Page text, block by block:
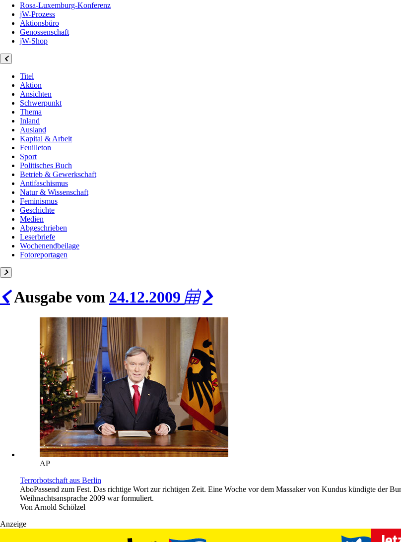
Rosa-Luxemburg-Konferenz
jW-Prozess
Aktionsbüro
Genossenschaft
jW-Shop
Titel
Aktion
Ansichten
Schwerpunkt
Thema
Inland
Ausland
Kapital & Arbeit
Feuilleton
Sport
Politisches Buch
Betrieb & Gewerkschaft
Antifaschismus
Natur & Wissenschaft
Feminismus
Geschichte
Medien
Abgeschrieben
Leserbriefe
Wochenendbeilage
Fotoreportagen
Ausgabe vom 24.12.2009
AP
Terrorbotschaft aus Berlin
AboPassend zum Fest. Das richtige Wort zur richtigen Zeit. Eine Woche vor dem Massaker von Kundus kündigte der
Weihnachtsansprache 2009 war formuliert.
Von Arnold Schölzel
Anzeige